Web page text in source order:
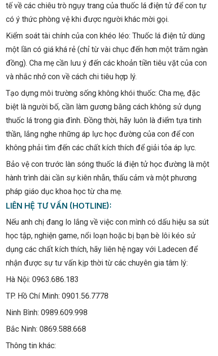
tế về các chiêu trò ngụy trang của thuốc lá điện tử để con tự
có ý thức phòng vệ khi được người khác mời gọi.
Kiểm soát tài chính của con khéo léo: Thuốc lá điện tử dùng
một lần có giá khá rẻ (chỉ từ vài chục đến hơn một trăm ngàn
đồng). Cha mẹ cần lưu ý đến các khoản tiền tiêu vặt của con
và nhắc nhở con về cách chi tiêu hợp lý.
Tạo dựng môi trường sống không khói thuốc: Cha mẹ, đặc
biệt là người bố, cần làm gương bằng cách không sử dụng
thuốc lá trong gia đình. Đồng thời, hãy luôn là điểm tựa tinh
thần, lắng nghe những áp lực học đường của con để con
không phải tìm đến các chất kích thích để giải tỏa áp lực.
Bảo vệ con trước làn sóng thuốc lá điện tử học đường là một
hành trình dài cần sự kiên nhẫn, thấu cảm và một phương
pháp giáo dục khoa học từ cha mẹ.
LIÊN HỆ TƯ VẤN (HOTLINE):
Nếu anh chị đang lo lắng về việc con mình có dấu hiệu sa sút
học tập, nghiện game, nổi loạn hoặc bị bạn bè lôi kéo sử
dụng các chất kích thích, hãy liên hệ ngay với Ladecen để
nhận được sự tư vấn kịp thời từ các chuyên gia tâm lý:
Hà Nội: 0963.686.183
TP. Hồ Chí Minh: 0901.56.7778
Ninh Bình: 0989.609.998
Bắc Ninh: 0869.588.668
Thông tin khác: